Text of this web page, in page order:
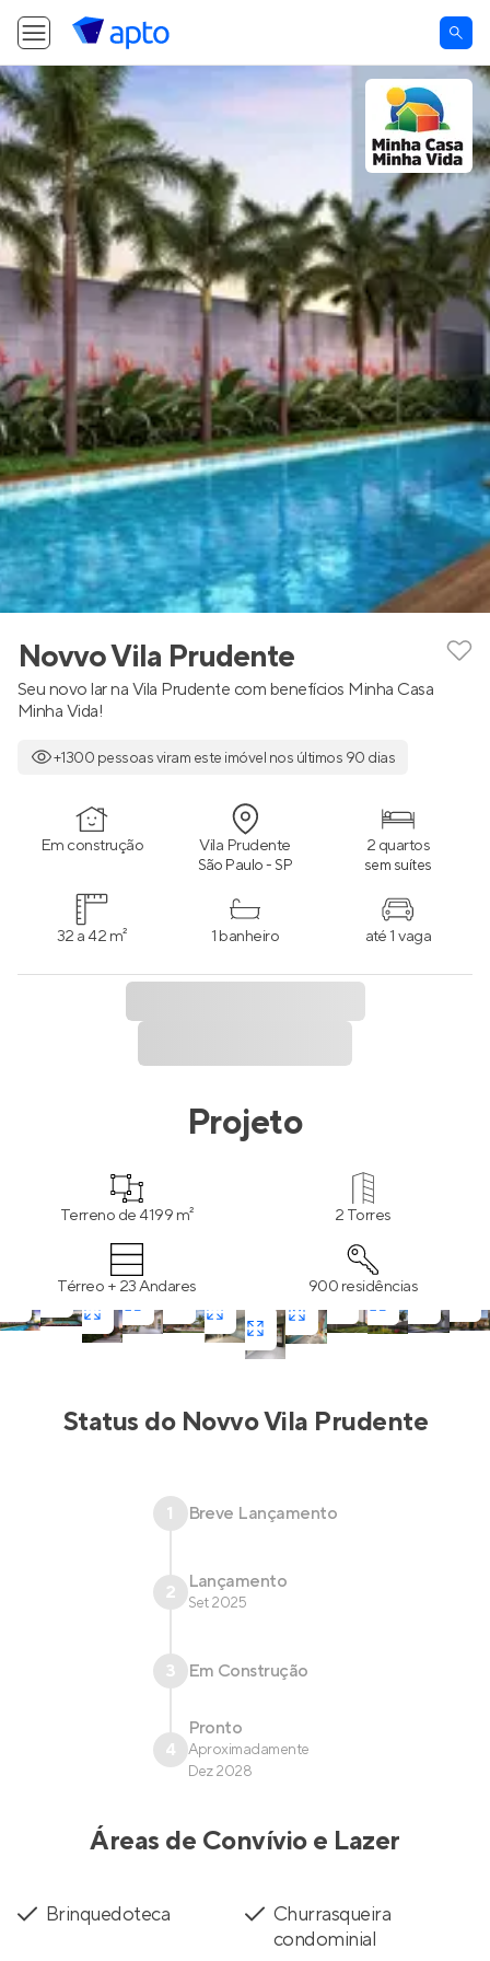
Novvo Vila Prudente
Seu novo lar na Vila Prudente com benefícios Minha Casa
Minha Vida!
+1300 pessoas viram este imóvel nos últimos 90 dias
Em construção Vila Prudente
São Paulo - SP
2 quartos
sem suítes
32 a 42 m² 1 banheiro até 1 vaga
Projeto
Terreno de 4199 m² 2 Torres
Térreo + 23 Andares 900 residências
Status do Novvo Vila Prudente
1 Breve Lançamento
2 Lançamento
Set 2025
3 Em Construção
4
Pronto
Aproximadamente
Dez 2028
Áreas de Convívio e Lazer
Brinquedoteca
Churrasqueira
condominial